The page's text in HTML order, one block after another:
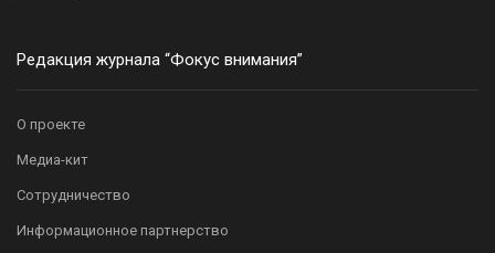
Редакция журнала “Фокус внимания”
О проекте
Медиа-кит
Сотрудничество
Информационное партнерство